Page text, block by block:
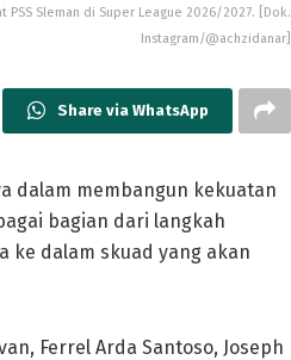
Sleman di Super League 2026/2027. [Dok.
Instagram/@achzidanar]
Share via WhatsApp
dalam membangun kekuatan
bagian dari langkah
ke dalam skuad yang akan
Ferrel Arda Santoso, Joseph